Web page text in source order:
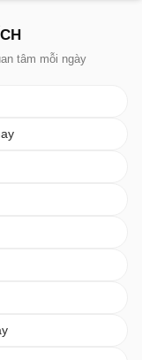
tâm mỗi ngày